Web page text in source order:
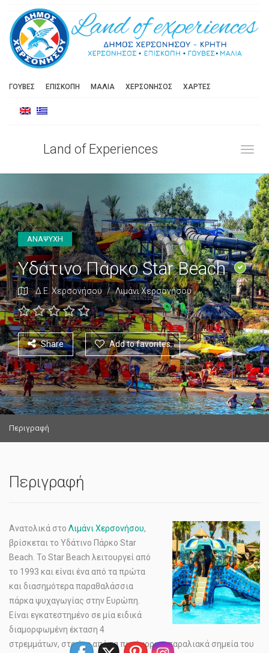
ΓΟΥΒΕΣ ΕΠΙΣΚΟΠΗ ΜΑΛΙΑ ΧΕΡΣΟΝΗΣΟΣ ΧΑΡΤΕΣ
Land of Experiences
ΑΝΑΨΥΧΗ
Υδάτινο Πάρκο Star Beach
Δ.Ε. Χερσονήσου / Λιμάνι Χερσονήσου
Share Add to favorites
Περιγραφή
Περιγραφή
Ανατολικά στο Λιμάνι Χερσονήσου,
βρίσκεται το Υδάτινο Πάρκο Star
Beach. Το Star Beach λειτουργεί από
το 1993 και είναι ένα από τα πρώτα
και διασημότερα παραθαλάσσια
πάρκα ψυχαγωγίας στην Ευρώπη.
Είναι εγκατεστημένο σε μία ειδικά
διαμορφωμένη έκταση 4
στρεμμάτων, στο ένα από τα πιο όμορφα παραλιακά σημεία του